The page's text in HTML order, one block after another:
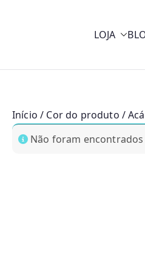
LOJA
Início / Cor do produto /
Não foram